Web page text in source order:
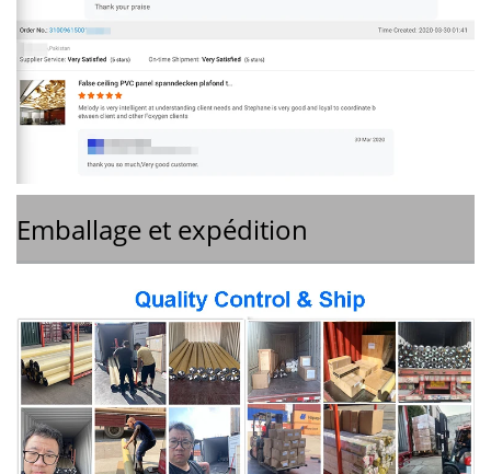
Emballage et expédition